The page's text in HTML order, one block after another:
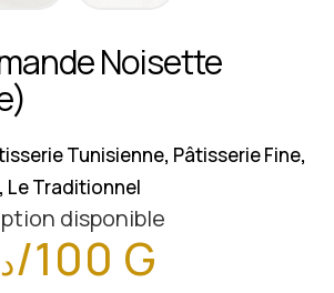
Noisette
Tunisienne, Pâtisserie Fine,
, Le Traditionnel
disponible
/100 G